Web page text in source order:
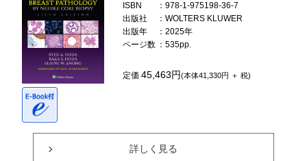
ISBN
：978-1-975198-36-7
出版社
：WOLTERS KLUWER
出版年
：2025年
ページ数 ：535pp.
定価45,463円(本体41,330円 ＋ 税)
詳しく見る